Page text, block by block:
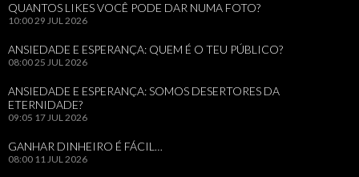
QUANTOS LIKES VOCÊ PODE DAR NUMA FOTO?
10:0029 JUL 2026
ANSIEDADE E ESPERANÇA: QUEM É O TEU PÚBLICO?
08:0025 JUL 2026
ANSIEDADE E ESPERANÇA: SOMOS DESERTORES DA
ETERNIDADE?
09:05 17 JUL 2026
GANHAR DINHEIRO É FÁCIL…
08:00 11 JUL 2026